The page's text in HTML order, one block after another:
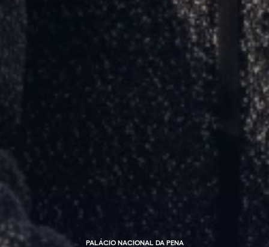
PALÁCIO NACIONAL DA PENA